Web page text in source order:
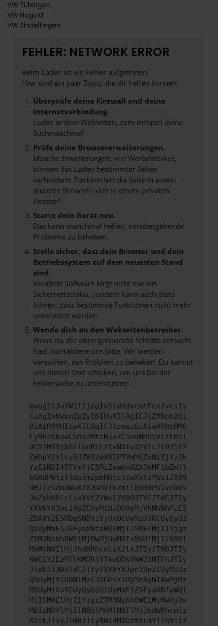
VW Tübingen
VW Nagold
VW Sindelfingen
FEHLER: NETWORK ERROR
Beim Laden ist ein Fehler aufgetreten.
Hier sind ein paar Tipps, die dir helfen können:
Überprüfe deine Firewall und deine
Internetverbindung.
Laden andere Webseiten, zum Beispiel deine
Suchmaschine?
Prüfe deine Browsererweiterungen.
Manche Erweiterungen, wie Werbeblocker,
können das Laden bestimmter Seiten
verhindern. Funktioniert die Seite in einem
anderen Browser oder in einem privaten
Fenster?
Starte dein Gerät neu.
Das kann manchmal helfen, vorübergehende
Probleme zu beheben.
Stelle sicher, dass dein Browser und dein
Betriebssystem auf dem neuesten Stand
sind.
Veraltete Software birgt nicht nur ein
Sicherheitsrisiko, sondern kann auch dazu
führen, dass bestimmte Funktionen nicht mehr
unterstützt werden.
Wende dich an den Webseitenbetreiber.
Wenn du alle oben genannten Schritte versucht
hast, kontaktiere uns bitte. Wir werden
versuchen, das Problem zu beheben. Du kannst
uns diesen Text schicken, um uns bei der
Fehlersuche zu unterstützen:
ewogICJuYW1lIjogIk5ldHdvcmtFcnJvciIs
CiAgImNvbmZpZyI6IHsKICAgICJtZXRob2Qi
OiAiR0VUIiwKICAgICJ1cmwiOiAiaHR0cHM6
Ly9hcGkueC5ha3MtcHJvZC5hdWRhcmlzLm5l
dC92MS9jbGllbnRzLzIxNDIvd2Vic2l0ZS12
ZWhpY2xlcz93ZWJzaXRlPTVmMGZmNzZjYzJk
YzE1NDI4OTVmYjE5MiZmaWx0ZXJbMF1bZmll
bGRdPWlzT3duJmZpbHRlclswXVt2YWx1ZV09
dHJ1ZSZmaWx0ZXJbMV1bZmllbGRdPW1vZGVs
JmZpbHRlclsxXVt2YWx1ZV09JTVCJTdCJTIy
YXVkYXJpc19pZCUyMiUzQSUyMjVhNWNhMzE5
ZDA0Y2E5MDg5NDViYjUxOCUyMiU3RCUyQyU3
QiUyMmF1ZGFyaXNfaWQlMjIlM0ElMjI1Yjgz
ZTM3NzhhOWE1MjMwMjUwMDIxNGUlMjIlN0Ql
MkMlN0IlMjJhdWRhcmlzX2lkJTIyJTNBJTIy
NWE1Y2EzMTlkMDRjYTkwODk0NWJiNTFhJTIy
JTdEJTJDJTdCJTIyYXVkYXJpc19pZCUyMiUz
QSUyMjViODNlMzc3OGE5YTUyMzAyNTAwMjMz
MSUyMiU3RCUyQyU3QiUyMmF1ZGFyaXNfaWQl
MjIlM0ElMjI1YjgzZTM3NzhhOWE1MjMwMjUw
MDIzNDYlMjIlN0QlMkMlN0IlMjJhdWRhcmlz
X2lkJTIyJTNBJTIyNWI4M2UzNzc4YTlhNTIz